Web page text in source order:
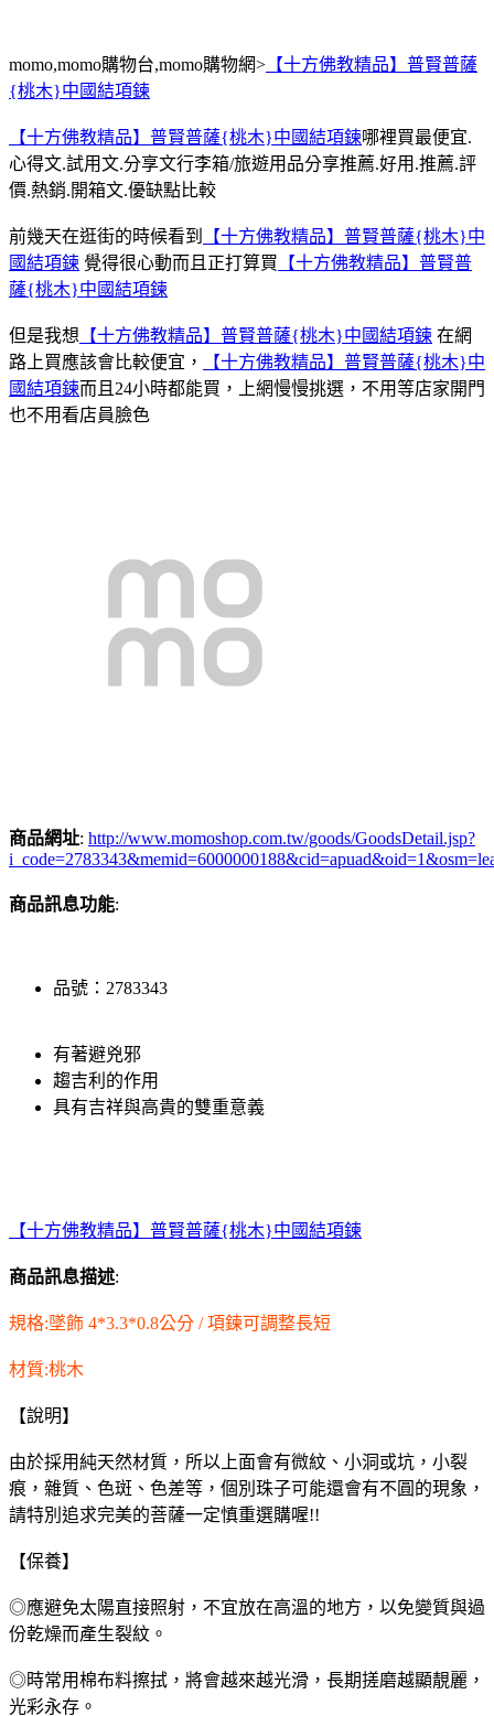
momo,momo購物台,momo購物網> 【十方佛教精品】普賢普薩
{桃木}中國結項鍊
【十方佛教精品】普賢普薩{桃木}中國結項鍊哪裡買最便宜.
心得文.試用文.分享文行李箱/旅遊用品分享推薦.好用.推薦.評
價.熱銷.開箱文.優缺點比較
前幾天在逛街的時候看到
【十方佛教精品】普賢普薩{桃木}中
國結項鍊 覺得很心動而且正打算買 【十方佛教精品】普賢普
薩{桃木}中國結項鍊
但是我想 【十方佛教精品】普賢普薩{桃木}中國結項鍊 在網
路上買應該會比較便宜，
【十方佛教精品】普賢普薩{桃木}中
國結項鍊而且24小時都能買，上網慢慢挑選，不用等店家開門
也不用看店員臉色
商品網址: http://www.momoshop.com.tw/goods/GoodsDetail.jsp?
商品訊息功能:
品號：2783343
有著避兇邪
趨吉利的作用
具有吉祥與高貴的雙重意義
【十方佛教精品】普賢普薩{桃木}中國結項鍊
商品訊息描述:
規格:墜飾 4*3.3*0.8公分 / 項鍊可調整長短
材質:桃木
【說明】
由於採用純天然材質，所以上面會有微紋、小洞或坑，小裂
痕，雜質、色斑、色差等，個別珠子可能還會有不圓的現象，
請特別追求完美的菩薩一定慎重選購喔!!
【保養】
◎應避免太陽直接照射，不宜放在高溫的地方，以免變質與過
份乾燥而產生裂紋。
◎時常用棉布料擦拭，將會越來越光滑，長期搓磨越顯靚麗，
光彩永存。